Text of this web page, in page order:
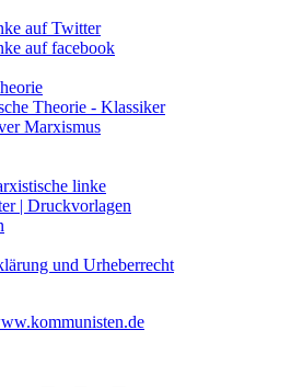
auf Twitter
auf facebook
Theorie - Klassiker
Marxismus
linke
| Druckvorlagen
und Urheberrecht